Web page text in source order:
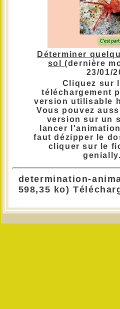
Déterminer
sol(dernière
23/01/
Cliquez sur
téléchargement
version utilisable
Vous pouvez
version sur un
lancer
faut dézipper le
cliquer sur le
determination-
598,35 ko)